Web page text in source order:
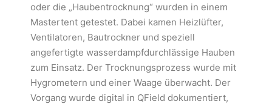
oder die „Haubentrocknung“ wurden in einem
Mastertent getestet. Dabei kamen Heizlüfter,
Ventilatoren, Bautrockner und speziell
angefertigte wasserdampfdurchlässige Hauben
zum Einsatz. Der Trocknungsprozess wurde mit
Hygrometern und einer Waage überwacht. Der
Vorgang wurde digital in QField dokumentiert,